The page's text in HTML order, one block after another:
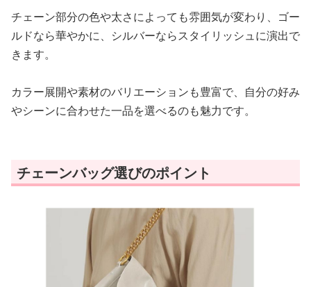
チェーン部分の色や太さによっても雰囲気が変わり、ゴー
ルドなら華やかに、シルバーならスタイリッシュに演出で
きます。
カラー展開や素材のバリエーションも豊富で、自分の好み
やシーンに合わせた一品を選べるのも魅力です。
チェーンバッグ選びのポイント